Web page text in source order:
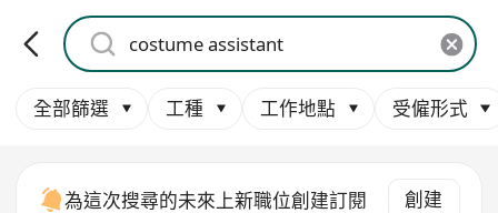
全部篩選 工種 工作地點 受僱形式
為這次搜尋的未來上新職位創建訂閱 創建